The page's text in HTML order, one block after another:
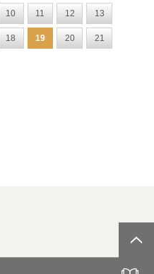
10 11 12 13
18 19 20 21